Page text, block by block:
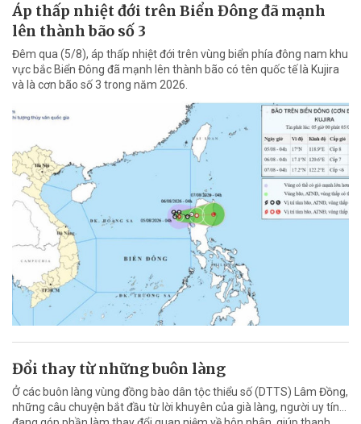
Áp thấp nhiệt đới trên Biển Đông đã mạnh
lên thành bão số 3
Đêm qua (5/8), áp thấp nhiệt đới trên vùng biển phía đông nam khu
vực bắc Biển Đông đã mạnh lên thành bão có tên quốc tế là Kujira
và là cơn bão số 3 trong năm 2026.
Đổi thay từ những buôn làng
Ở các buôn làng vùng đồng bào dân tộc thiểu số (DTTS) Lâm Đồng,
những câu chuyện bắt đầu từ lời khuyên của già làng, người uy tín…